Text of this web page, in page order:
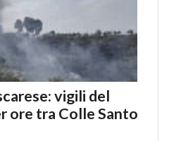
vigili del
ore tra Colle Santo